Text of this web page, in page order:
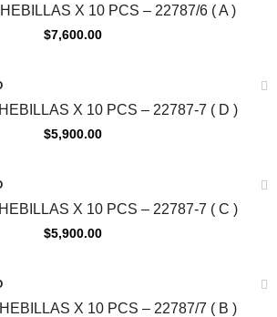
X 10 PCS – 22787/6 ( A )
$7,600.00
X 10 PCS – 22787-7 ( D )
$5,900.00
X 10 PCS – 22787-7 ( C )
$5,900.00
X 10 PCS – 22787/7 ( B )